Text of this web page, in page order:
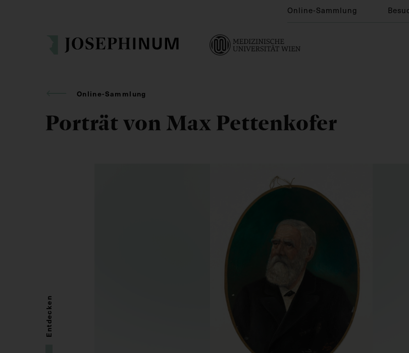
Online-Sammlung
Online-Sammlung
Porträt von Max Pettenkofer
Entdecken